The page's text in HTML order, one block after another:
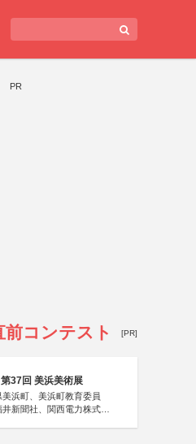
PR
コンテスト [PR]
37回 美浜美術展
美浜町、美浜町教育委員
新聞社、関西電力株式会